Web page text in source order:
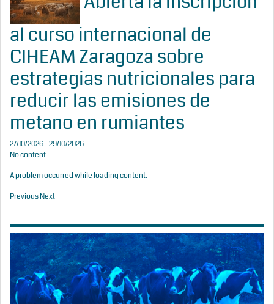
al curso internacional de
CIHEAM Zaragoza sobre
estrategias nutricionales para
reducir las emisiones de
metano en rumiantes
27/10/2026 - 29/10/2026
No content
A problem occurred while loading content.
PreviousNext